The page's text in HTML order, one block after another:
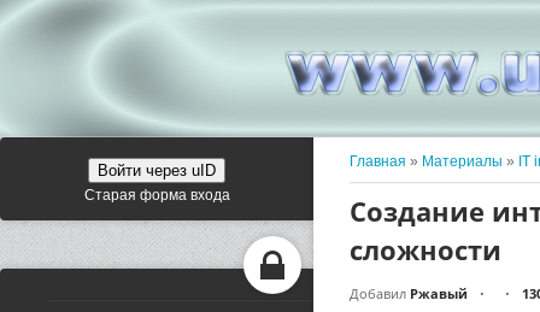
Войти через uID
Старая форма входа
Главная » Материалы » IT
Создание
сложности
Добавил Ржавый • •